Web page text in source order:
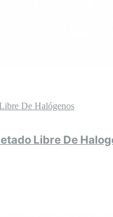
De Halógenos
Libre De